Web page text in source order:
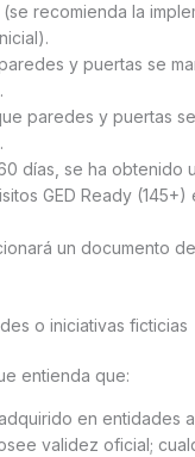
recomienda la
y puertas se
paredes y puertas
días, se ha obtenido
GED Ready (145+)
un documento
o iniciativas ficticias
entienda que:
en entidades
validez oficial;